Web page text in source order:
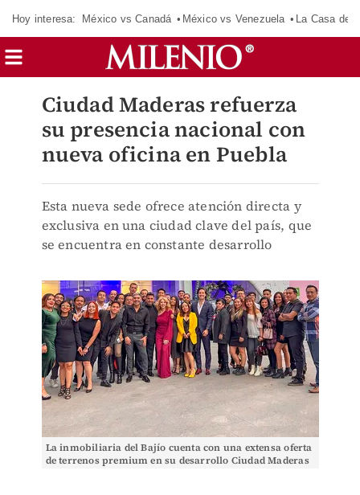
Hoy interesa: México vs Canadá México vs Venezuela La Casa de
Ciudad Maderas refuerza
su presencia nacional con
nueva oficina en Puebla
Esta nueva sede ofrece atención directa y
exclusiva en una ciudad clave del país, que
se encuentra en constante desarrollo
La inmobiliaria del Bajío cuenta con una extensa oferta
de terrenos premium en su desarrollo Ciudad Maderas